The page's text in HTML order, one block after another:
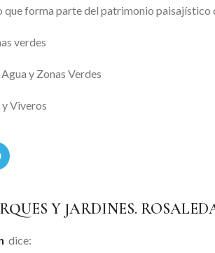
que forma parte del patrimonio
verdes
y Zonas Verdes
Viveros
Y JARDINES.
dice: